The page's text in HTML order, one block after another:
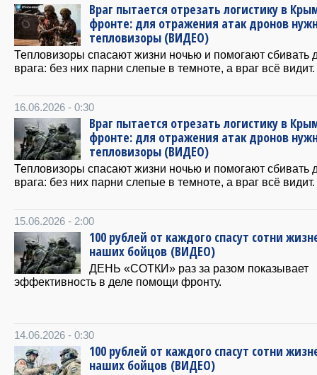
Враг пытается отрезать логистику в
фронте: для отражения атак дронов
тепловизоры (ВИДЕО)
Тепловизоры спасают жизни ночью и помогают сбивать
врага: без них парни слепые в темноте, а враг всё видит.
16.06.2026 - 0:30
Враг пытается отрезать логистику в
фронте: для отражения атак дронов
тепловизоры (ВИДЕО)
Тепловизоры спасают жизни ночью и помогают сбивать
врага: без них парни слепые в темноте, а враг всё видит.
15.06.2026 - 2:00
100 рублей от каждого спасут сотни
наших бойцов (ВИДЕО)
ДЕНЬ «СОТКИ» раз за разом показывает
эффективность в деле помощи фронту.
14.06.2026 - 0:30
100 рублей от каждого спасут сотни
наших бойцов (ВИДЕО)